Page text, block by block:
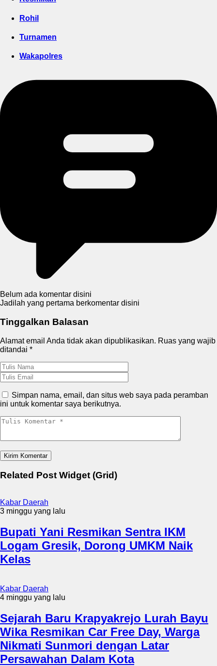
Rohil
Turnamen
Wakapolres
Belum ada komentar disini
Jadilah yang pertama berkomentar disini
Tinggalkan Balasan
Alamat email Anda tidak akan dipublikasikan. Ruas yang wajib
ditandai *
Simpan nama, email, dan situs web saya pada peramban
ini untuk komentar saya berikutnya.
Related Post Widget (Grid)
Kabar Daerah
3 minggu yang lalu
Bupati Yani Resmikan Sentra IKM
Logam Gresik, Dorong UMKM Naik
Kelas
Kabar Daerah
4 minggu yang lalu
Sejarah Baru Krapyakrejo Lurah Bayu
Wika Resmikan Car Free Day, Warga
Nikmati Sunmori dengan Latar
Persawahan Dalam Kota